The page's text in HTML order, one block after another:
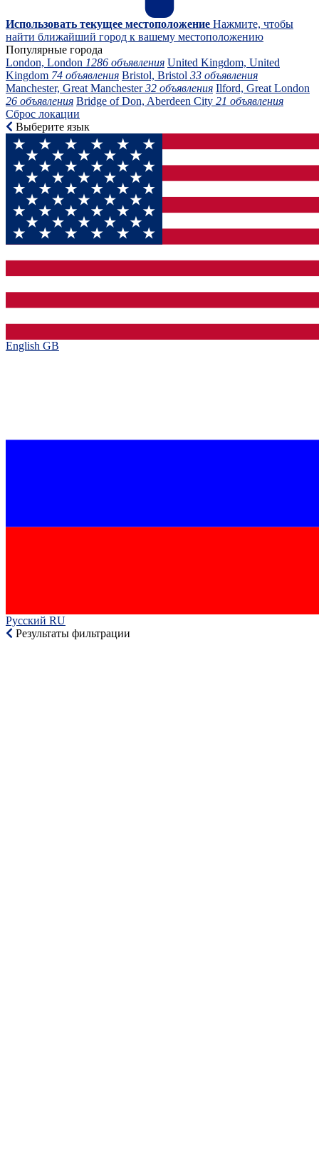
Использовать текущее местоположение Нажмите, чтобы
найти ближайший город к вашему местоположению
Популярные города
London, London 1286 объявления United Kingdom, United
Kingdom 74 объявления Bristol, Bristol 33 объявления
Manchester, Great Manchester32 объявления Ilford, Great London
26 объявления Bridge of Don, Aberdeen City 21 объявления
Сброс локации
Выберите язык
English GB‎
Русский RU‎
Результаты фильтрации